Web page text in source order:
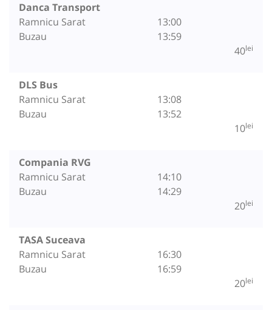
Danca Transport
Ramnicu Sarat
Buzau
13:00
13:59
40lei
DLS Bus
Ramnicu Sarat
Buzau
13:08
13:52
10lei
Compania RVG
Ramnicu Sarat
Buzau
14:10
14:29
20lei
TASA Suceava
Ramnicu Sarat
Buzau
16:30
16:59
20lei